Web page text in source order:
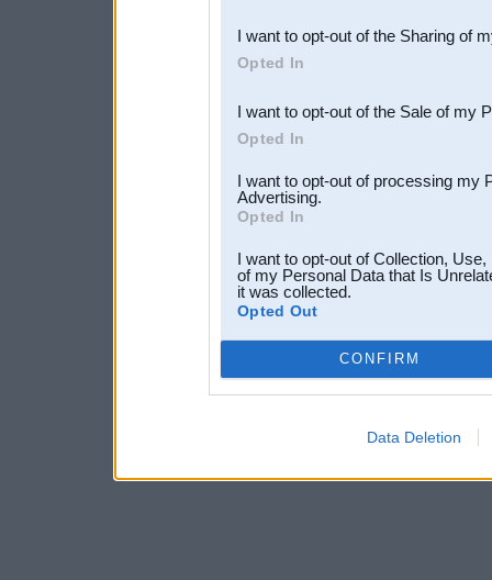
Downstream Participants
third parties.
I want to opt-out of the Sharing of
Opted In
I want to opt-out of the Sale of my
Opted In
I want to opt-out of processing my
Advertising.
Opted In
I want to opt-out of Collection,
of my Personal Data that Is
it was collected.
Opted Out
CONFIRM
Data Deletion